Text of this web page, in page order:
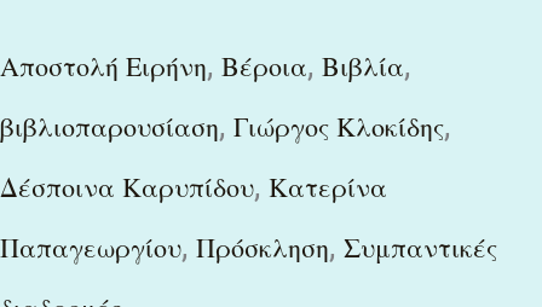
Αποστολή Ειρήνη, Βέροια, Βιβλία,
βιβλιοπαρουσίαση, Γιώργος Κλοκίδης,
Δέσποινα Καρυπίδου, Κατερίνα
Παπαγεωργίου, Πρόσκληση, Συμπαντικές